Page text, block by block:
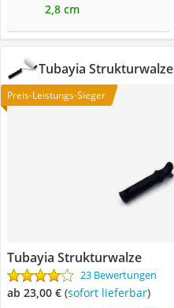
2,8 cm
Tubayia Strukturwalze
Preis-Leistungs-Sieger
Tubayia Strukturwalze
23 Bewertungen
ab 23,00 € ( Sofort lieferbar)